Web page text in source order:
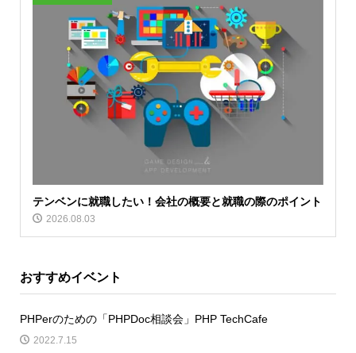
テンベンに就職したい！会社の概要と就職の際のポイント
2026.08.03
おすすめイベント
PHPerのための「PHPDoc相談会」PHP TechCafe
2022.7.15